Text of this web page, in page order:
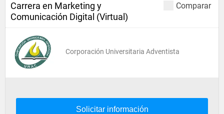
Comparar
Carrera en Marketing y
Comunicación Digital (Virtual)
Corporación Universitaria Adventista
Solicitar información